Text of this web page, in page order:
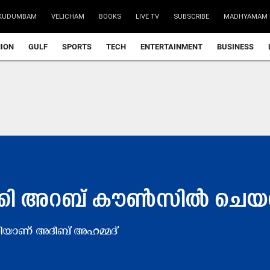
VELICHAM BOOKS LIVE TV SUBSCRIBE MADHYAMAM
GULF SPORTS TECH ENTERTAINMENT BUSINESS
അ​റ​ബ് കൗ​ൺ​സി​ൽ
അ​ദീ​ബ് അ​ഹ​മ്മ​ദ്